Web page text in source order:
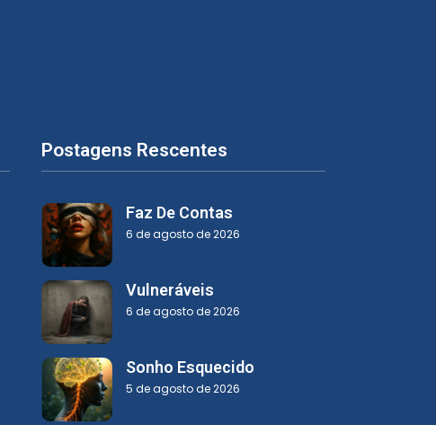
Postagens Rescentes
Faz De Contas
6 de agosto de 2026
Vulneráveis
6 de agosto de 2026
Sonho Esquecido
5 de agosto de 2026